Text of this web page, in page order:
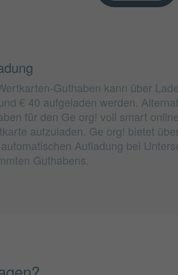
Guthaben kann über
€ 40 aufgeladen werden.
für den Ge org! voll smart
aufzuladen. Ge org! bietet
Aufladung bei
Guthabens.